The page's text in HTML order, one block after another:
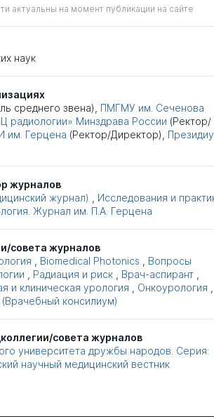
актуальны на момент публикации на сайте
наук
среднего звена), ПМГМУ им. Сеченова
радиологии» Минздрава России (Ректор/
им. Герцена (Ректор/Директор),
журналов
журнал)
Исследования и
Журнал им. П.А. Герцена
совета журналов
Biomedical Photonics
Вопросы
Радиация и риск Врач-аспирант
и клиническая урология
Онкоурология
(Врачебный консилиум)
совета журналов
университета дружбы народов. Серия:
научный медицинский вестник